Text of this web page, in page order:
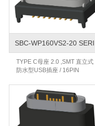
SBC-WP160VS2-20 SERI
TYPE C母座 2.0 ,SMT 直立式
防水型USB插座 / 16PIN